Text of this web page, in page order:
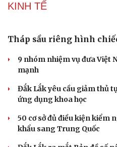
KINH TẾ
Tháp sầu riêng hình
9 nhóm nhiệm vụ đưa Việt
mạnh
Đắk Lắk yêu cầu giảm thủ
ứng dụng khoa học
50 cơ sở đủ điều kiện kiểm
khẩu sang Trung Quốc